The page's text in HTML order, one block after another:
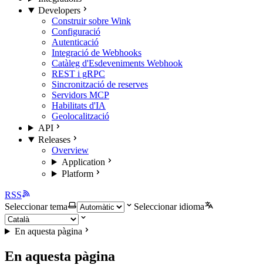
Developers
Construir sobre Wink
Configuració
Autenticació
Integració de Webhooks
Catàleg d'Esdeveniments Webhook
REST i gRPC
Sincronització de reserves
Servidors MCP
Habilitats d'IA
Geolocalització
API
Releases
Overview
Application
Platform
RSS
Seleccionar tema
Seleccionar idioma
En aquesta pàgina
En aquesta pàgina